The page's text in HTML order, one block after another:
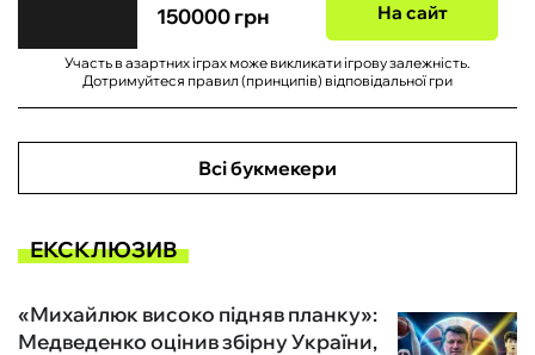
150000 грн На сайт
Участь в азартних іграх може викликати ігрову залежність.
Дотримуйтеся правил (принципів) відповідальної гри
Всі букмекери
ЕКСКЛЮЗИВ
«Михайлюк високо підняв планку»:
Медведенко оцінив збірну України,